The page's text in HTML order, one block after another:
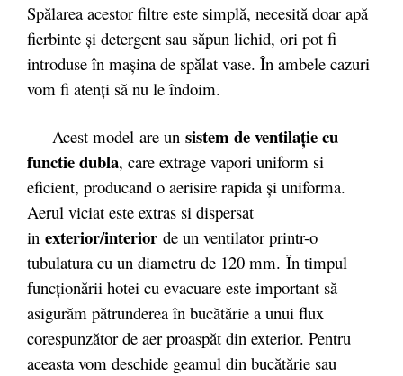
Spălarea acestor filtre este simplă, necesită doar apă
fierbinte şi detergent sau săpun lichid, ori pot fi
introduse în maşina de spălat vase. În ambele cazuri
vom fi atenţi să nu le îndoim.
Acest model are un sistem de ventilaţie cu
functie dubla, care extrage vapori uniform si
eficient, producand o aerisire rapida şi uniforma.
Aerul viciat este extras si dispersat
in exterior/interior de un ventilator printr-o
tubulatura cu un diametru de 120 mm. În timpul
funcţionării hotei cu evacuare este important să
asigurăm pătrunderea în bucătărie a unui flux
corespunzător de aer proaspăt din exterior. Pentru
aceasta vom deschide geamul din bucătărie sau